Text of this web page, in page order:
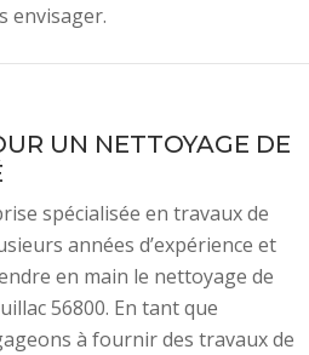
envisager.
UN NETTOYAGE DE
spécialisée en travaux de
années d’expérience et
en main le nettoyage de
56800. En tant que
à fournir des travaux de